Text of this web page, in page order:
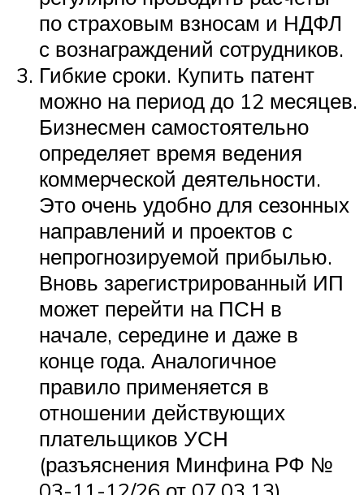
по страховым взносам и НДФЛ
с вознаграждений сотрудников.
Гибкие сроки. Купить патент
можно на период до 12 месяцев.
Бизнесмен самостоятельно
определяет время ведения
коммерческой деятельности.
Это очень удобно для сезонных
направлений и проектов с
непрогнозируемой прибылью.
Вновь зарегистрированный ИП
может перейти на ПСН в
начале, середине и даже в
конце года. Аналогичное
правило применяется в
отношении действующих
плательщиков УСН
(разъяснения Минфина РФ №